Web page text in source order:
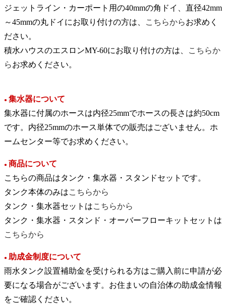
ジェットライン・カーポート用の40mmの角ドイ、直径42mm
～45mmの丸ドイにお取り付けの方は、
こちらからお求めく
ださい。
積水ハウスのエスロンMY-60にお取り付けの方は、
こちらか
らお求めください。
● 集水器について
集水器に付属のホースは内径25mmでホースの長さは約50cm
です。内径25mmのホース単体での販売はございません。ホ
ームセンター等でお求めください。
● 商品について
こちらの商品はタンク・集水器・スタンドセットです。
タンク本体のみはこちらから
タンク・集水器セットはこちらから
タンク・集水器・スタンド・オーバーフローキットセットは
こちらから
● 助成金制度について
雨水タンク設置補助金を受けられる方はご購入前に申請が必
要になる場合がございます。お住まいの自治体の助成金情報
をご確認ください。